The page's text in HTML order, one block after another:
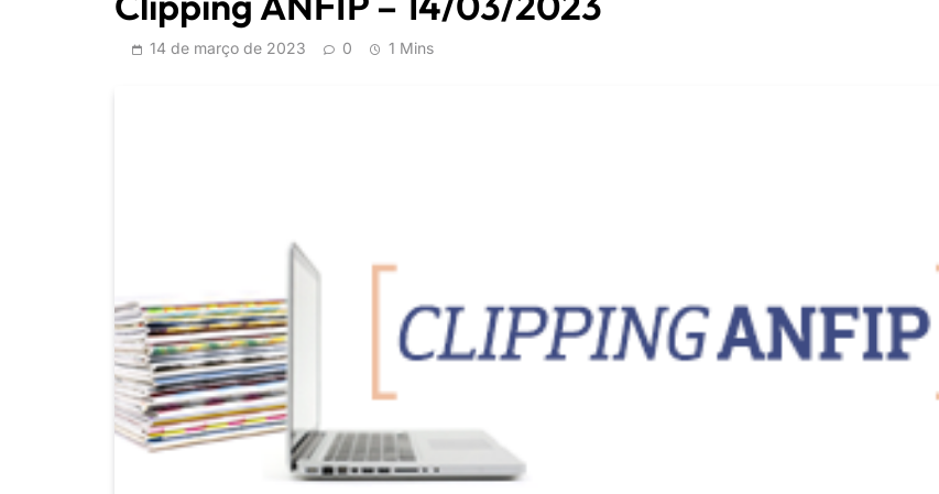
14 de março de 2023 0 1 Mins